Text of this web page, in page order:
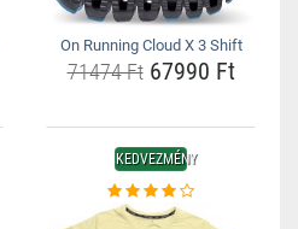
On Running Cloud X 3 Shift
71474 Ft67990 Ft
KEDVEZMÉNY